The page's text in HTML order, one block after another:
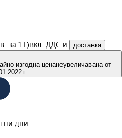
за 1 L)вкл. ДДС и доставка
изгодна ценанеувеличавана от
г.
дни